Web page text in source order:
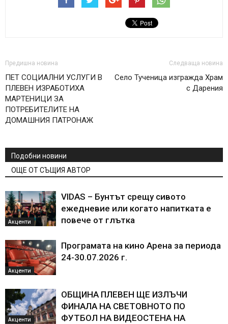
Предишна новина
ПЕТ СОЦИАЛНИ УСЛУГИ В
ПЛЕВЕН ИЗРАБОТИХА
МАРТЕНИЦИ ЗА
ПОТРЕБИТЕЛИТЕ НА
ДОМАШНИЯ ПАТРОНАЖ
Следваща новина
Село Тученица изгражда Храм
с Дарения
Подобни новини
ОЩЕ ОТ СЪЩИЯ АВТОР
Акценти
VIDAS – Бунтът срещу сивото
ежедневие или когато напитката е
повече от глътка
Акценти
Програмата на кино Арена за периода
24-30.07.2026 г.
Акценти
ОБЩИНА ПЛЕВЕН ЩЕ ИЗЛЪЧИ
ФИНАЛА НА СВЕТОВНОТО ПО
ФУТБОЛ НА ВИДЕОСТЕНА НА